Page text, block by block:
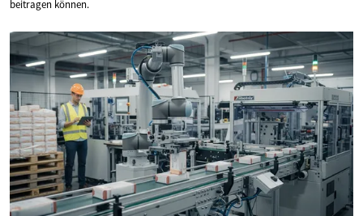
beitragen können.